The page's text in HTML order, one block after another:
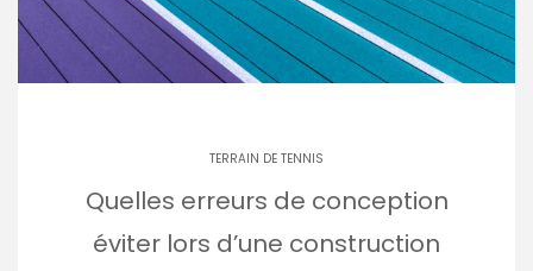
TERRAIN DE TENNIS
Quelles erreurs de conception
éviter lors d’une construction